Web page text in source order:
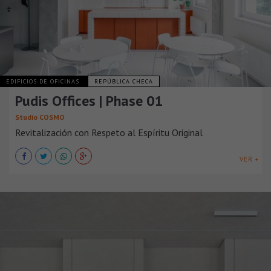
EDIFICIOS DE OFICINAS REPÚBLICA CHECA
Pudis Offices | Phase 01
Studio COSMO
Revitalización con Respeto al Espíritu Original
VER +